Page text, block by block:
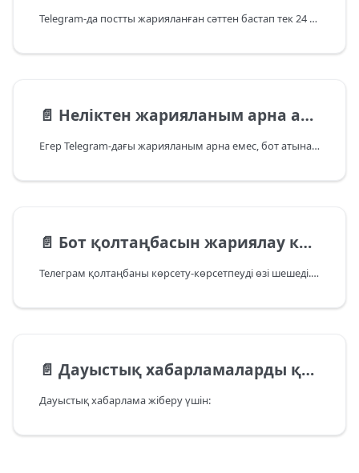
Telegram-да постты жарияланған сәттен бастап тек 24 сағат ішінде ғана жоюға болады. Егер бұл мерзім өтіп кетсе, жазбаны сервис арқылы жою мүмкін болмайды — оны қолмен жою қажет болады.
📄️ Неліктен жарияланым арна атынан емес, бот атынан шығады
Егер Telegram-дағы жарияланым арна емес, бот атынан шыққан болып көрінсе, бұл Telegram жұмысының ерекшеліктері мен оның нұсқаларындағы интерфейс көрінісінің айырмашылықтарына байланысты.
📄️ Бот қолтаңбасын жариялау кезінде қосуға немесе өшіруге бола ма?
Телеграм қолтаңбаны көрсету-көрсетпеуді өзі шешеді. Бұл қолданба нұсқасына және пайдаланушының постты ашып жатқан құрылғысына байланысты. Біз бұл қолтаңбаны әлеуметтік желі API арқылы да, қолмен де қосуға немесе өшіруге мүмкіндігіміз жоқ.
📄️ Дауыстық хабарламаларды қалай жариялауға болады?
Дауыстық хабарлама жіберу үшін: